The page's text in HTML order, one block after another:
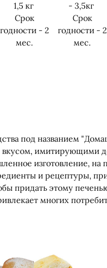
1,5 кг
Срок
годности - 2
мес.
- 3,5кг
Срок
годности - 2
мес.
под названием
вкусом, имитирующими
изготовление, на
и рецептуры,
придать этому
многих